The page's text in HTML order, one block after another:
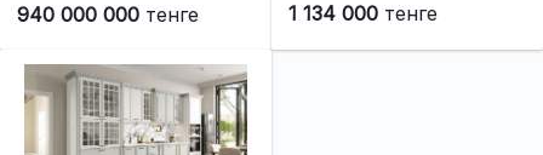
940 000 000 тенге 1 134 000 тенге